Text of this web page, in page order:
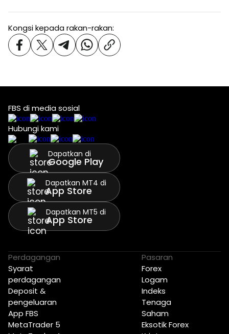
Kongsi kepada rakan-rakan:
FBS di media sosial
Hubungi kami
Dapatkan di
Google Play
Dapatkan MT4 di
App Store
Dapatkan MT5 di
App Store
Perdagangan
Syarat
perdagangan
Deposit &
pengeluaran
App FBS
MetaTrader 5
Pasaran
Forex
Logam
Indeks
Tenaga
Saham
Eksotik Forex